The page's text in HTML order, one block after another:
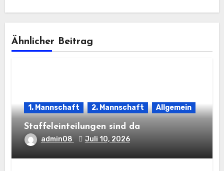
Ähnlicher Beitrag
1. Mannschaft 2. Mannschaft Allgemein
Staffeleinteilungen sind da
admin08 Juli 10, 2026